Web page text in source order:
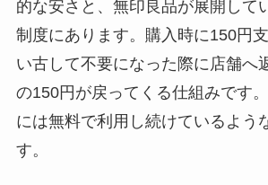
的な安さと、無印良品が展開して
制度にあります。購入時に150円
い古して不要になった際に店舗へ
の150円が戻ってくる仕組みです
には無料で利用し続けているよう
す。